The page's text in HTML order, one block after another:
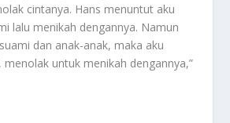
cintanya. Hans menuntut aku
lalu menikah dengannya. Namun
dan anak-anak, maka aku
untuk menikah dengannya,”